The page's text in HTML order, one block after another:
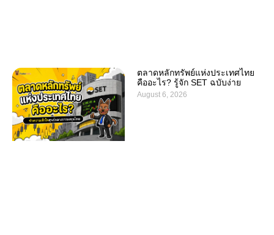
ตลาดหลักทรัพย์แห่งประเทศไทย
คืออะไร? รู้จัก SET ฉบับง่าย
August 6, 2026